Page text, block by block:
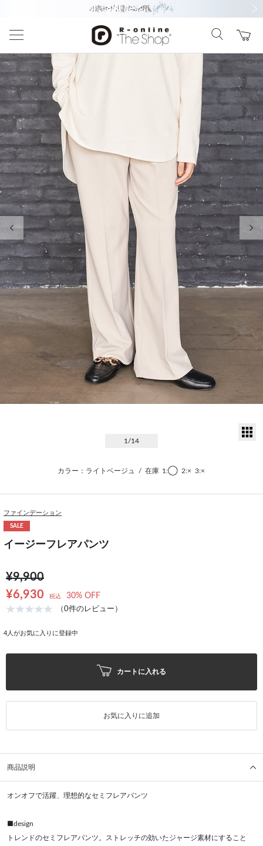
1 /14
カラー：ライトベージュ / 在庫 1:◯ 2:× 3:×
ファインデーション
SALE
イージーフレアパンツ
¥9,900
¥6,930
税込 30% OFF
（0件のレビュー）
4 人がお気に入りに登録中
カートに入れる
お気に入りに追加
商品説明
オンオフで活躍、理想的なセミフレアパンツ
■design
トレンドのセミフレアパンツ。ストレッチの効いたジャージ素材にすること